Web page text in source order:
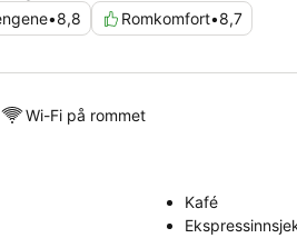
•8,8 Romkomfort•8,7
Wi-Fi på rommet
Kafé